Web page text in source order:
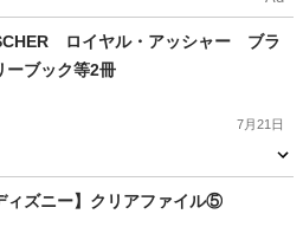
ロイヤル・アッシャー ブラ
ーブック等2冊
7月21日
の他ズニー】クリアファイル⑤